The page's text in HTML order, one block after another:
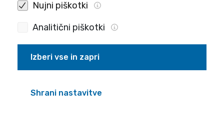
kazalci, ki se uporabljajo pri ocenjevanju prijav.
(naloge agencije v zvezi z oblikovanjem razpisa)
(1) Agencija praviloma enkrat letno pozove udeležence
Nujni piškotki
Analitični piškotki
Izberi vse in zapri
Shrani nastavitve